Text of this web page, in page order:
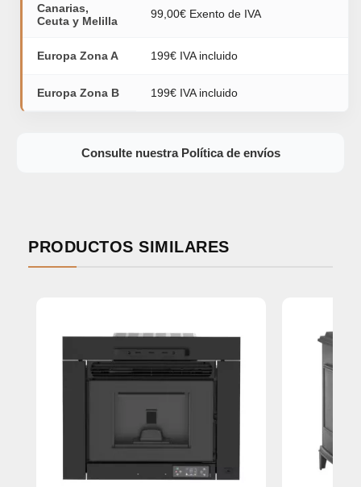
Canarias,
Ceuta y Melilla
99,00€ Exento de IVA
Europa Zona A 199€ IVA incluido
Europa Zona B 199€ IVA incluido
Consulte nuestra Política de envíos
PRODUCTOS SIMILARES